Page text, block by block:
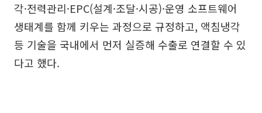
각·전력관리·EPC(설계·조달·시공)·운영 소프트웨어
생태계를 함께 키우는 과정으로 규정하고, 액침냉각
등 기술을 국내에서 먼저 실증해 수출로 연결할 수 있
다고 했다.